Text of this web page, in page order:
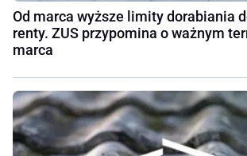
Od marca wyższe limity dorabiania
renty. ZUS przypomina o ważnym
marca